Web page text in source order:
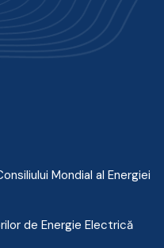
Mondial al Energiei
de Energie Electrică